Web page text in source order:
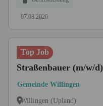
07.08.2026
Top Job
Straßenbauer (m/w/d)
Gemeinde Willingen
Willingen (Upland)